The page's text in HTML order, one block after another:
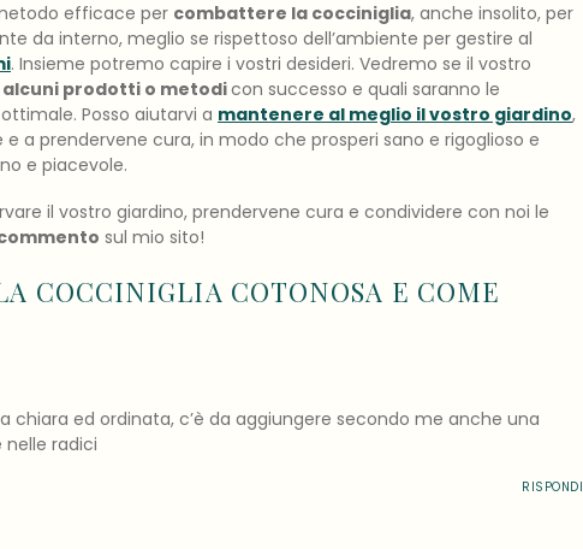
efficace per combattere la cocciniglia, anche insolito, per
da interno, meglio se rispettoso dell’ambiente per gestire al
. Insieme potremo capire i vostri desideri. Vedremo se il vostro
alcuni prodotti o metodicon successo e quali saranno le
Posso aiutarvi a mantenere al meglio il vostro giardino,
a prendervene cura, in modo che prosperi sano e rigoglioso e
e piacevole.
il vostro giardino, prendervene cura e condividere con noi le
sul mio sito!
COCCINIGLIA COTONOSA E COME
chiara ed ordinata, c’è da aggiungere secondo me anche una
nelle radici
RISPONDI